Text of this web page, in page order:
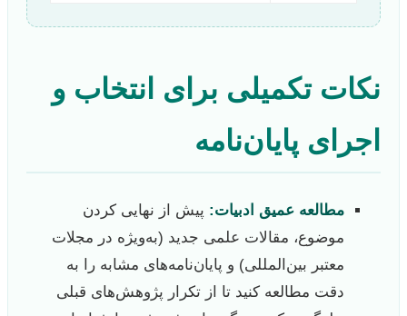
نکات تکمیلی برای انتخاب و
اجرای پایان‌نامه
مطالعه عمیق ادبیات: پیش از نهایی کردن
موضوع، مقالات علمی جدید (به‌ویژه در مجلات
معتبر بین‌المللی) و پایان‌نامه‌های مشابه را به
دقت مطالعه کنید تا از تکرار پژوهش‌های قبلی